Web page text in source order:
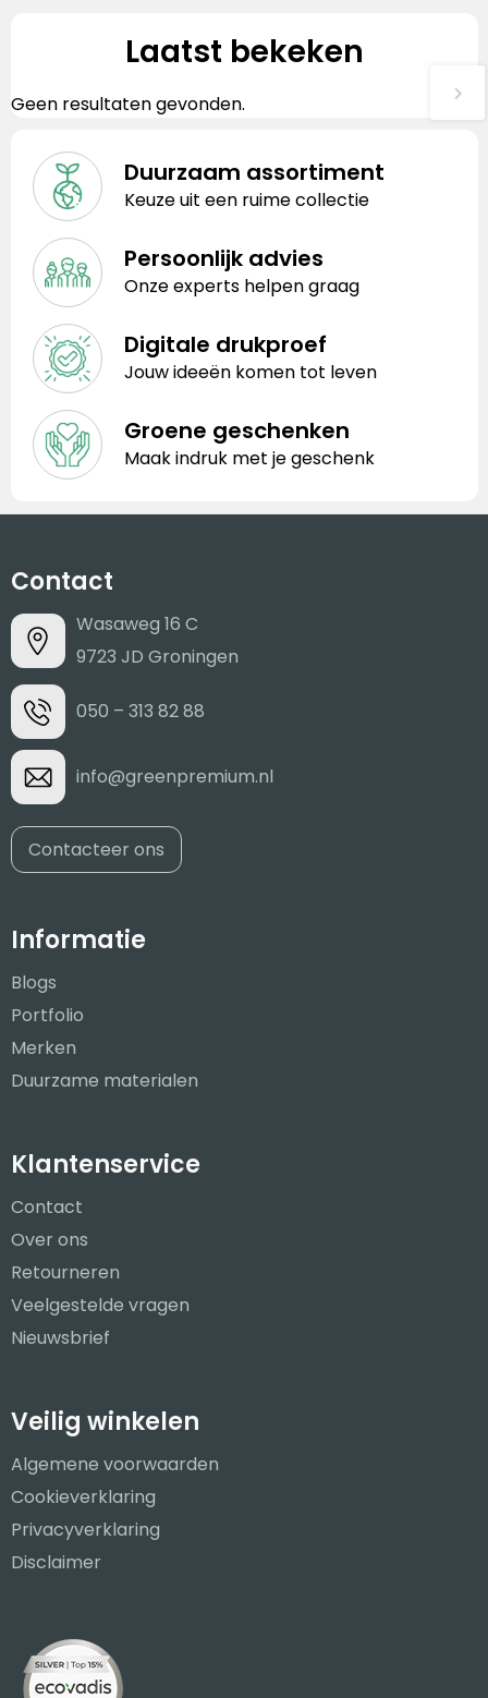
Laatst bekeken
Geen resultaten gevonden.
Duurzaam assortiment
Keuze uit een ruime collectie
Persoonlijk advies
Onze experts helpen graag
Digitale drukproef
Jouw ideeën komen tot leven
Groene geschenken
Maak indruk met je geschenk
Contact
Wasaweg 16 C
9723 JD Groningen
050 – 313 82 88
info@greenpremium.nl
Contacteer ons
Informatie
Blogs
Portfolio
Merken
Duurzame materialen
Klantenservice
Contact
Over ons
Retourneren
Veelgestelde vragen
Nieuwsbrief
Veilig winkelen
Algemene voorwaarden
Cookieverklaring
Privacyverklaring
Disclaimer